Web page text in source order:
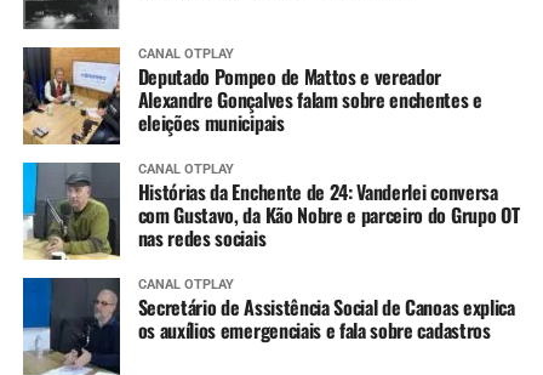
CANAL OTPLAY
Deputado Pompeo de Mattos e vereador
Alexandre Gonçalves falam sobre enchentes e
eleições municipais
CANAL OTPLAY
Histórias da Enchente de 24: Vanderlei conversa
com Gustavo, da Kão Nobre e parceiro do Grupo OT
nas redes sociais
CANAL OTPLAY
Secretário de Assistência Social de Canoas explica
os auxílios emergenciais e fala sobre cadastros